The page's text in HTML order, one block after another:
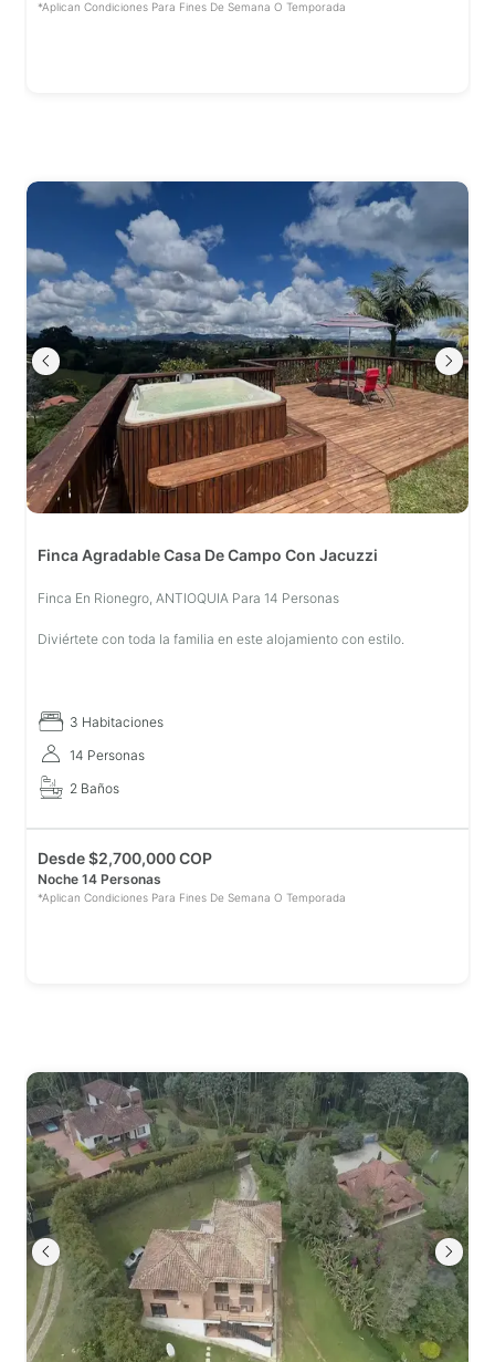
*Aplican Condiciones Para Fines De Semana O Temporada
Finca Agradable Casa De Campo Con Jacuzzi
Finca En Rionegro, ANTIOQUIA Para 14 Personas
Diviértete con toda la familia en este alojamiento con estilo.
3 Habitaciones
14 Personas
2 Baños
Desde$2,700,000 COP
Noche 14 Personas
*Aplican Condiciones Para Fines De Semana O Temporada